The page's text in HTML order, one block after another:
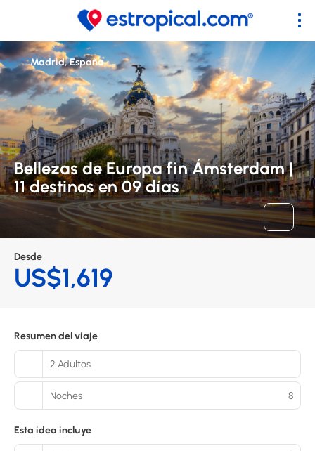
Bellezas de Europa fin Ámsterdam |
11 destinos en 09 días
Madrid, España
Desde
US$1,619
Resumen del viaje
2 Adultos
Noches 8
Esta idea incluye